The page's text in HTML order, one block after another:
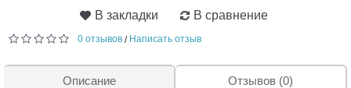
В закладки В сравнение
0 отзывов / Написать отзыв
Описание Отзывов (0)